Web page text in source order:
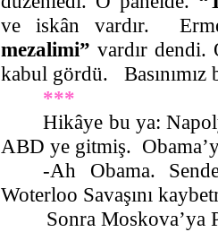
ve iskân vardır.
mezalimi” vardır dendi.
kabul gördü.
***
Hikâye bu ya:
ABD ye gitmiş.
-Ah Obama.
Woterloo Savaşını
Sonra Moskova’ya